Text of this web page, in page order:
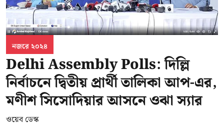
নজরে ২০২৪
Delhi Assembly Polls: দিল্লি
নির্বাচনে দ্বিতীয় প্রার্থী তালিকা আপ-এর,
মণীশ সিসোদিয়ার আসনে ওঝা স্যার
ওয়েব ডেস্ক